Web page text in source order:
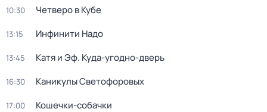
10:30 Четверо в Кубе
13:15 Инфинити Надо
13:45 Катя и Эф. Куда-угодно-дверь
16:30 Каникулы Светофоровых
17:00 Кошечки-собачки